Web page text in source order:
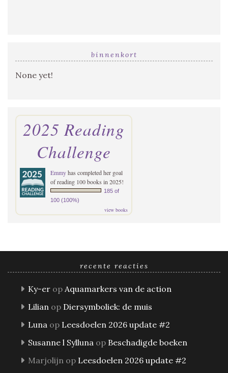
binnenkort
None yet!
2025 Reading
Challenge
Emmyhas completed her goal
of reading 100 books in 2025!
185 of
100 (100%)
view books
recente reacties
Ky-er op Aquamarkers van de action
Lilian op Diersymboliek: de muis
Luna op Leesdoelen 2026 update #2
Susanne l Sylluna op Beschadigde boeken
Marjolijn op Leesdoelen 2026 update #2